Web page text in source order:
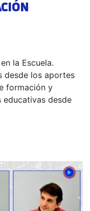
la Escuela.
desde los aportes
formación y
desde